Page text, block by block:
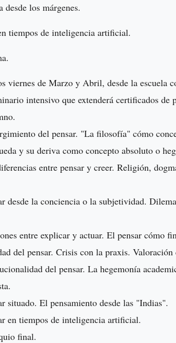
desde los márgenes.
tiempos de inteligencia artificial.
viernes de Marzo y Abril, desde la escuela
intensivo que extenderá certificados
del pensar. "La filosofía" cómo
y su deriva como concepto absoluto o
entre pensar y creer. Religión,
desde la conciencia o la subjetividad.
entre explicar y actuar. El pensar cómo
del pensar. Crisis con la praxis.
del pensar. La hegemonía
situado. El pensamiento desde las "Indias".
en tiempos de inteligencia artificial.
final.